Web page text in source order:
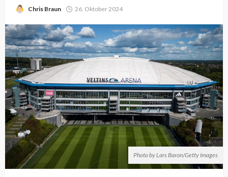
Chris Braun 26. Oktober 2024
Photo by Lars Baron/Getty Images